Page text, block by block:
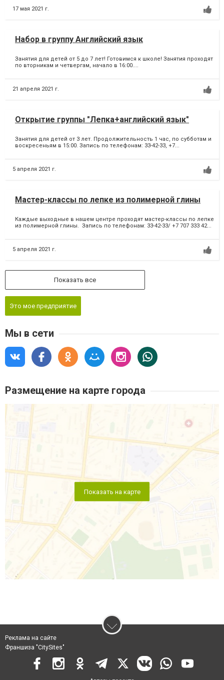
17 мая 2021 г.
Набор в группу Английский язык
Занятия для детей от 5 до 7 лет! Готовимся к школе! Занятия проходят
по вторникам и четвергам, начало в 16:00....
21 апреля 2021 г.
Открытие группы "Лепка+английский язык"
Занятия для детей от 3 лет. Продолжительность 1 час, по субботам и
воскресеньям в 15:00. Запись по телефонам: 33-42-33, +7...
5 апреля 2021 г.
Мастер-классы по лепке из полимерной глины
Каждые выходные в нашем центре проходят мастер-классы по лепке
из полимерной глины. Запись по телефонам: 33-42-33/ +7 707 333 42...
5 апреля 2021 г.
Показать все
Это мое предприятие
Мы в сети
Размещение на карте города
Показать на карте
Реклама на сайте
Франшиза "CitySites"